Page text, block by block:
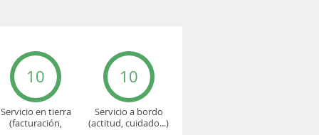
10
Servicio en tierra
(facturación,
10
Servicio a bordo
(actitud, cuidado...)